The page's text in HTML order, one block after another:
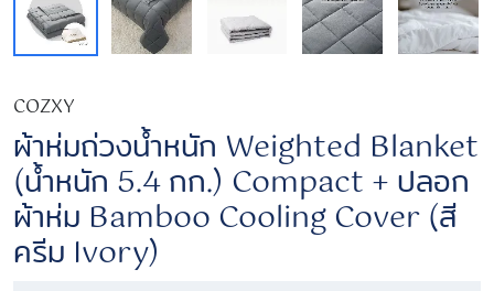
COZXY
ผ้าห่มถ่วงน้ำหนัก Weighted Blanket
(น้ำหนัก 5.4 กก.) Compact + ปลอก
ผ้าห่ม Bamboo Cooling Cover (สี
ครีม Ivory)